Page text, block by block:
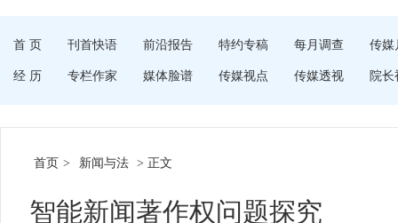
首 页 刊首快语 前沿报告 特约专稿 每月调查 传媒
经 历 专栏作家 媒体脸谱 传媒视点 传媒透视 院长
首页 > 新闻与法 > 正文
智能新闻著作权问题探究